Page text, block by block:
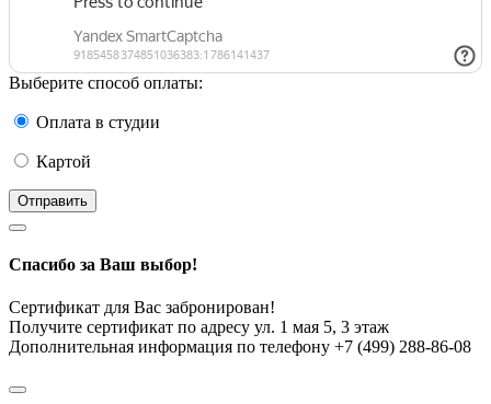
Выберите способ оплаты:
Оплата в студии
Картой
Отправить
Спасибо за Ваш выбор!
Сертификат для Вас забронирован!
Получите сертификат по адресу ул. 1 мая 5, 3 этаж
Дополнительная информация по телефону +7 (499) 288-86-08